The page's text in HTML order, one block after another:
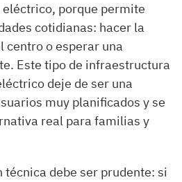
porque permite
cotidianas: hacer la
centro o esperar una
Este tipo de infraestructura
deje de ser una
muy planificados y se
real para familias y
debe ser prudente: si